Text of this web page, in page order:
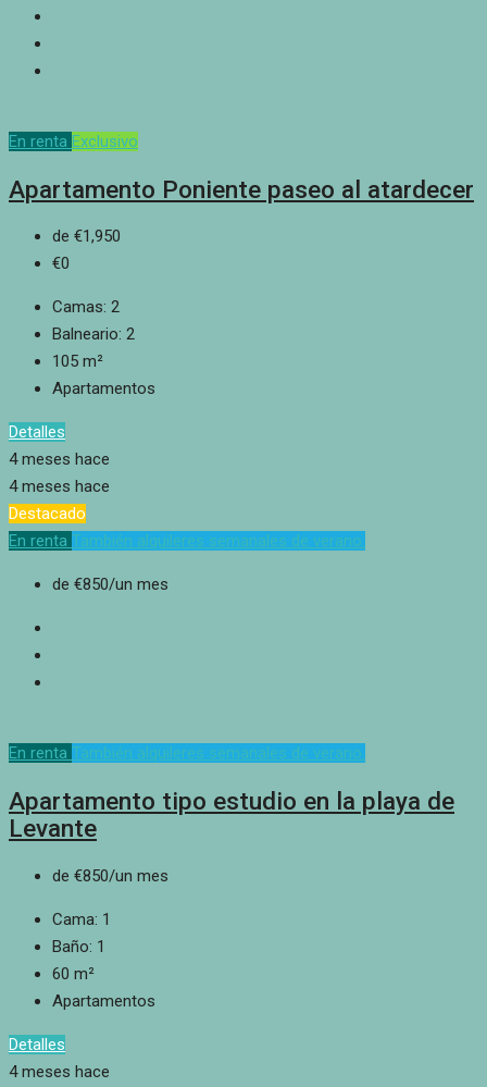
En renta Exclusivo
Apartamento Poniente paseo al atardecer
de €1,950
€0
Camas: 2
Balneario: 2
105 m²
Apartamentos
Detalles
4 meses hace
4 meses hace
Destacado
En renta También alquileres semanales de verano.
de €850/un mes
En renta También alquileres semanales de verano.
Apartamento tipo estudio en la playa de
Levante
de €850/un mes
Cama: 1
Baño: 1
60 m²
Apartamentos
Detalles
4 meses hace